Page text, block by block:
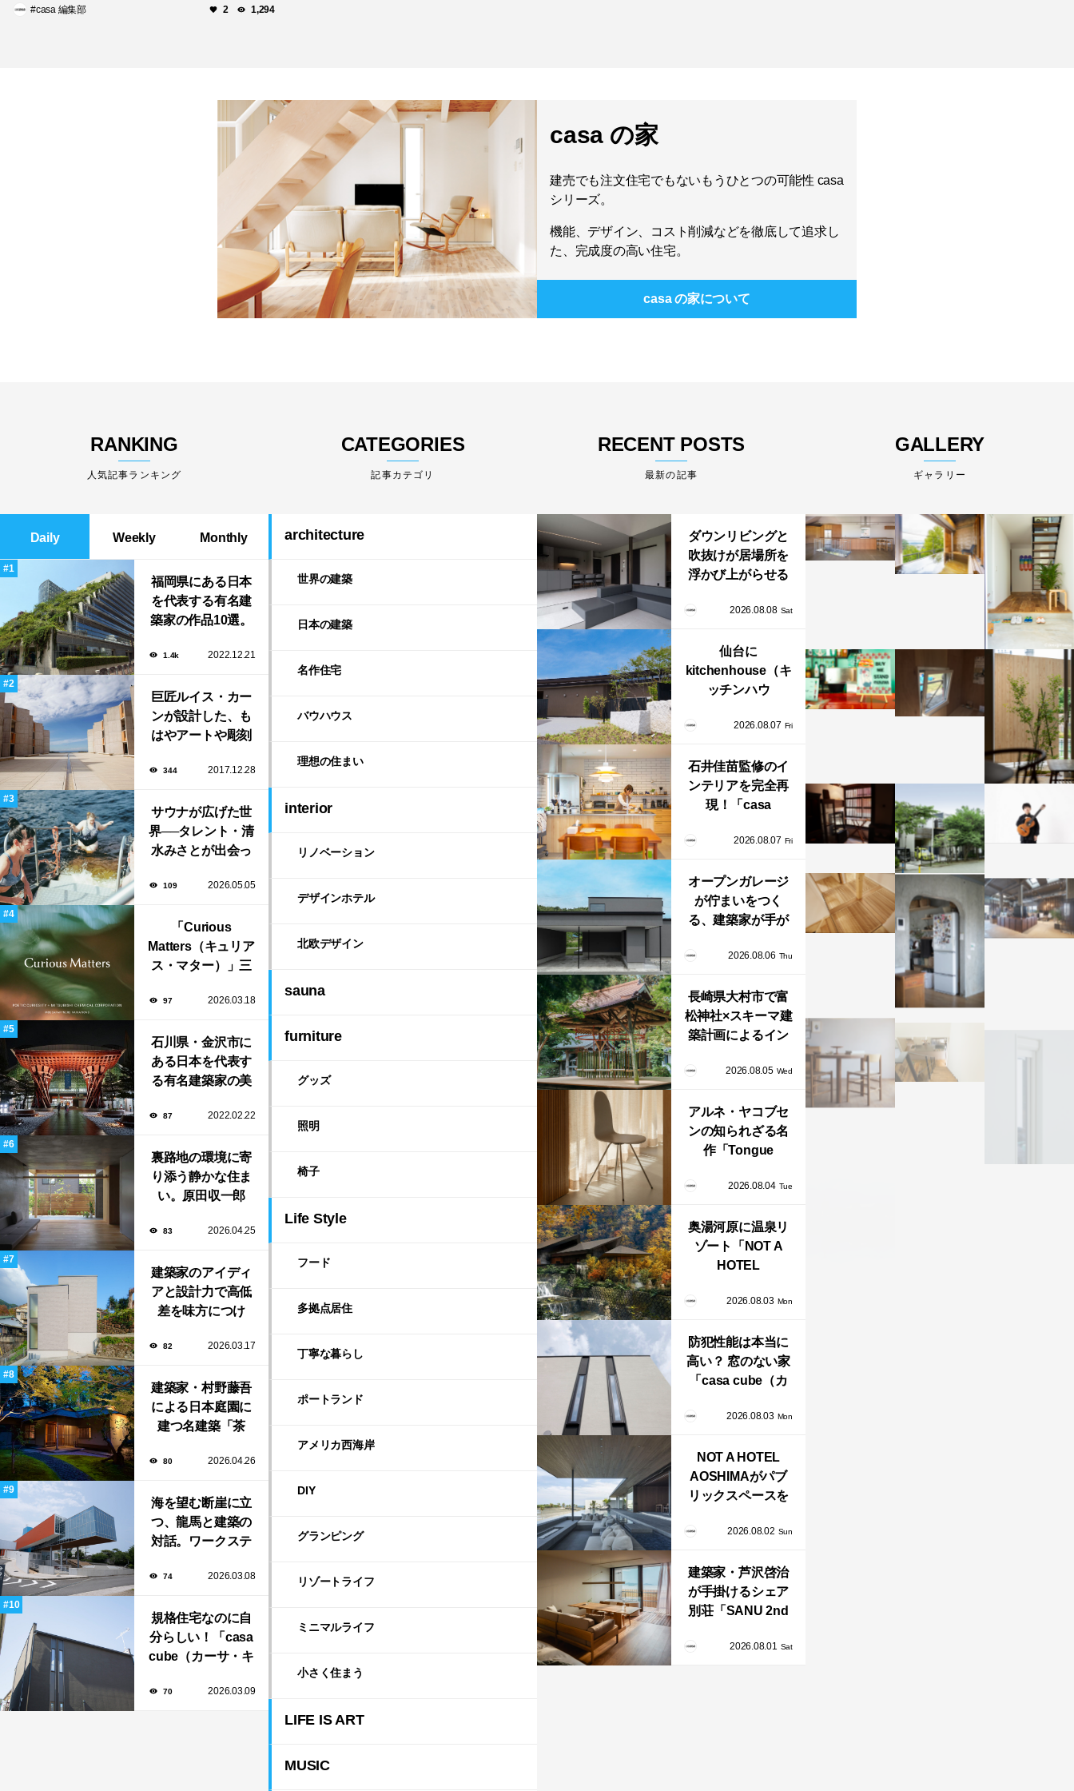
#casa 編集部 2 1,294
casa の家
建売でも注文住宅でもないもうひとつの可能性 casa
シリーズ。
機能、デザイン、コスト削減などを徹底して追求し
た、完成度の高い住宅。
casa の家について
RANKING
人気記事ランキング
Daily Weekly Monthly
福岡県にある日本
を代表する有名建
築家の作品10選。
タバから磯崎新に
1.4k 2022.12.21
巨匠ルイス・カー
ンが設計した、も
はやアートや彫刻
研究所」。
344 2017.12.28
サウナが広げた世
界──タレント・清
水みさとが出会っ
き方
109 2026.05.05
「Curious
Matters（キュリア
ス・マター）」三
ティック・キュリ
グ。ミラノデザイ
ンウィーク2026で
初出展
97 2026.03.18
石川県・金沢市に
ある日本を代表す
る有名建築家の美
87 2022.02.22
裏路地の環境に寄
り添う静かな住ま
い。原田収一郎
手がけた「裏路地
83 2026.04.25
建築家のアイディ
アと設計力で高低
差を味方につけ
族の住まい「塔の
82 2026.03.17
建築家・村野藤吾
による日本庭園に
建つ名建築「茶
家「BAR茶寮」期
80 2026.04.26
海を望む断崖に立
つ、龍馬と建築の
対話。ワークステ
知県立坂本龍馬記
74 2026.03.08
規格住宅なのに自
分らしい！「casa
cube（カーサ・キ
タマイズと暮らし
70 2026.03.09
CATEGORIES
architecture
世界の建築
日本の建築
名作住宅
バウハウス
理想の住まい
interior
リノベーション
デザインホテル
北欧デザイン
sauna
furniture
グッズ
照明
椅子
Life Style
フード
多拠点居住
丁寧な暮らし
ポートランド
アメリカ西海岸
DIY
グランピング
リゾートライフ
ミニマルライフ
小さく住まう
LIFE IS ART
MUSIC
RECENT POSTS
最新の記事
ダウンリビングと
吹抜けが居場所を
浮かび上がらせる
上がる住まい」の
2026.08.08 Sat
仙台に
kitchenhouse（キ
ッチンハウ
（グラフテクト）
型ショールームが
オープン！
2026.08.07 Fri
石井佳苗監修のイ
ンテリアを完全再
現！「casa
リンネル）」で叶
ルな部屋づくり。
2026.08.07 Fri
オープンガレージ
が佇まいをつく
る、建築家が手が
まい「ふわりと浮
い」
2026.08.06 Thu
長崎県大村市で富
松神社×スキーマ建
築計画によるイン
「循環する竹風
2026.08.05 Wed
アルネ・ヤコブセ
ンの知られざる名
作「Tongue
FRITZ HANSENか
本で発売開始！
2026.08.04 Tue
奥湯河原に温泉リ
ゾート「NOT A
HOTEL
誕生！販売を日
始！
2026.08.03 Mon
防犯性能は本当に
高い？ 窓のない家
「casa cube（カ
ブ）」が叶えるプ
感の正体
2026.08.03 Mon
NOT A HOTEL
AOSHIMAがパブ
リックスペースを
「CHILL2.0」
業！
2026.08.02 Sun
建築家・芦沢啓治
が手掛けるシェア
別荘「SANU 2nd
Owners」、新拠点
2026.08.01 Sat
GALLERY
ギャラリー